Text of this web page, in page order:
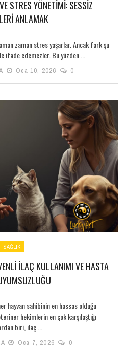
STRES YÖNETIMI: SESSIZ
ANLAMAK
zaman stres yaşarlar. Ancak fark şu
edemezler. Bu yüzden ...
Oca 10, 2026 0
SAĞLIK
İLAÇ KULLANIMI VE HASTA
hayvan sahibinin en hassas olduğu
hekimlerin en çok karşılaştığı
biri, ilaç ...
Oca 7, 2026 0